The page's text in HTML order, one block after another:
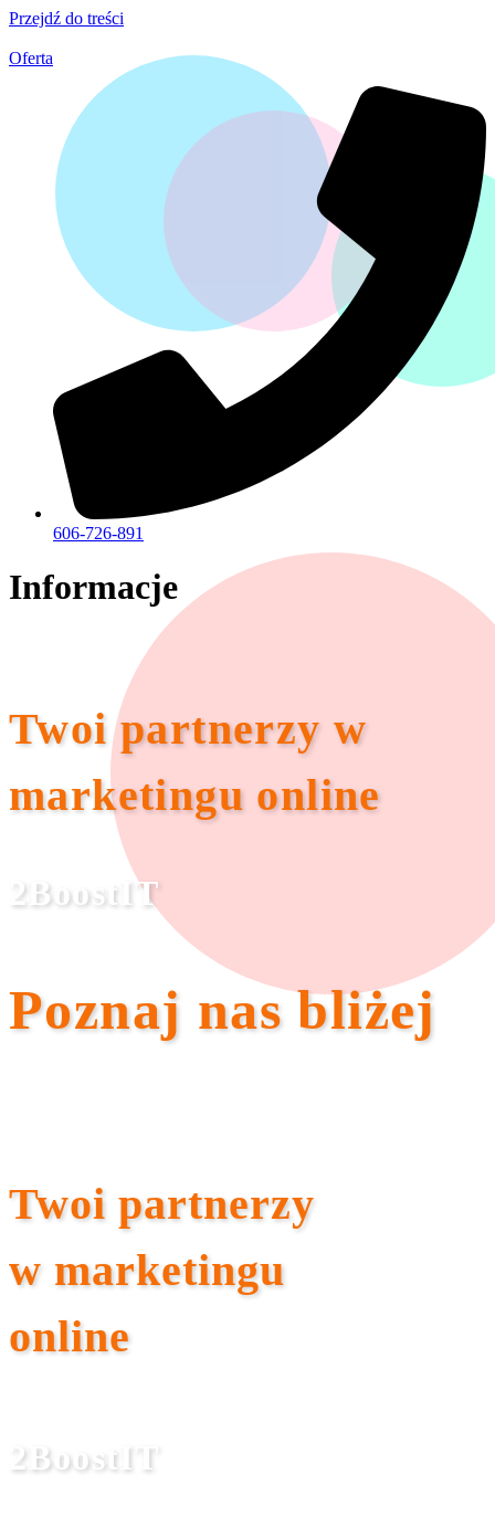
Przejdź do treści
Oferta
606-726-891
Informacje
Twoi partnerzy w
marketingu online
2BoostIT
Poznaj nas bliżej
Twoi partnerzy
w marketingu
online
2BoostIT